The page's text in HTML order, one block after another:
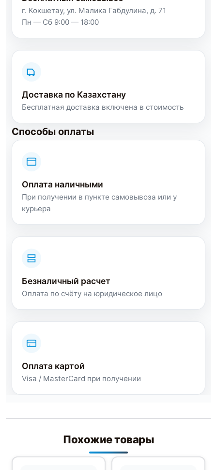
г. Кокшетау, ул. Малика Габдулина, д. 71
Пн — Сб 9:00 — 18:00
Доставка по Казахстану
Бесплатная доставка включена в стоимость
Способы оплаты
Оплата наличными
При получении в пункте самовывоза или у
курьера
Безналичный расчет
Оплата по счёту на юридическое лицо
Оплата картой
Visa / MasterCard при получении
Похожие товары